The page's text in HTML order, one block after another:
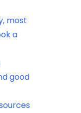
most
a
good